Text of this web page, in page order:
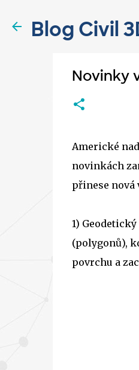
Blog Civil
Novinky
Americké
novinkách
přinese nová
1)
(polygonů),
povrchu a